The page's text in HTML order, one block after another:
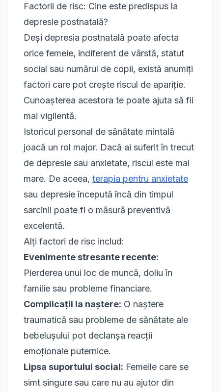
Factorii de risc: Cine este predispus la
depresie postnatală?
Deși depresia postnatală poate afecta
orice femeie, indiferent de vârstă, statut
social sau numărul de copii, există anumiți
factori care pot crește riscul de apariție.
Cunoașterea acestora te poate ajuta să fii
mai vigilentă.
Istoricul personal de sănătate mintală
joacă un rol major. Dacă ai suferit în trecut
de depresie sau anxietate, riscul este mai
mare. De aceea, terapia pentru anxietate
sau depresie începută încă din timpul
sarcinii poate fi o măsură preventivă
excelentă.
Alți factori de risc includ:
Evenimente stresante recente:
Pierderea unui loc de muncă, doliu în
familie sau probleme financiare.
Complicații la naștere: O naștere
traumatică sau probleme de sănătate ale
bebelușului pot declanșa reacții
emoționale puternice.
Lipsa suportului social: Femeile care se
simt singure sau care nu au ajutor din